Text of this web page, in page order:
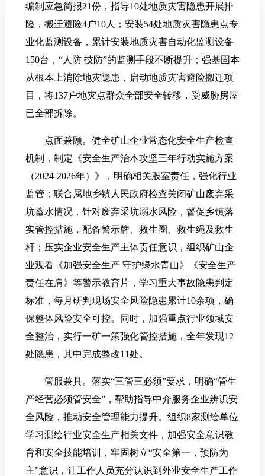
编制应急简报21份，指导10处地质灾害隐患开展排
险，搬迁避险4户10人；安装54处地质灾害隐患点专
业化监测设备，累计安装地质灾害自动化监测设备
150台，“人防 技防”的监测手段不断提升；强基固本
从根本上消除地灾隐患，启动地质灾害避险搬迁项
目，将137户地灾点群众全部安全转移，受威胁房屋
已全部拆除。
点面兼顾。健全矿山企业常态化安全生产检查
机制，制定《安全生产治本攻坚三年行动实施方案
（2024-2026年）》，明确相关股室责任，强化行业
监管；联合属地乡镇人民政府检查关闭矿山废弃采
坑蓄水情况，针对废弃采坑溺水风险，督促乡镇落
实管控措施，配备警示牌、救生圈、救生绳及救生
杆；压实企业安全生产主体责任意识，组织矿山企
业观看《加强安全生产 守护绿水青山》《安全生产
责任在肩》等警示教育片，学习重大事故隐患判定
标准，每月研判现场安全风险隐患累计10余项，确
保整体风险安全可控。同时，加强重点行业领域安
全整治，实行一矿一策强化管控措施，全年发现12
处隐患，其中完成整改11处。
管服兼具。落实“三管三必须”要求，明确“管生
产经营必须管安全”，帮助指导中介服务企业辨识安
全风险，推动安全管理能力提升。组织8家测绘单位
学习测绘行业安全生产相关文件，加强安全意识教
育和安全技能培训，牢固树立“安全第一，预防为
主”意识，让工作人员充分认识到外业安全生产工作